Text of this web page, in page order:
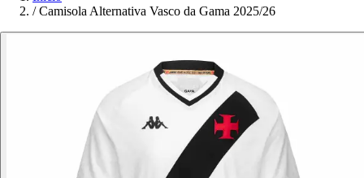
/ Camisola Alternativa Vasco da Gama 2025/26